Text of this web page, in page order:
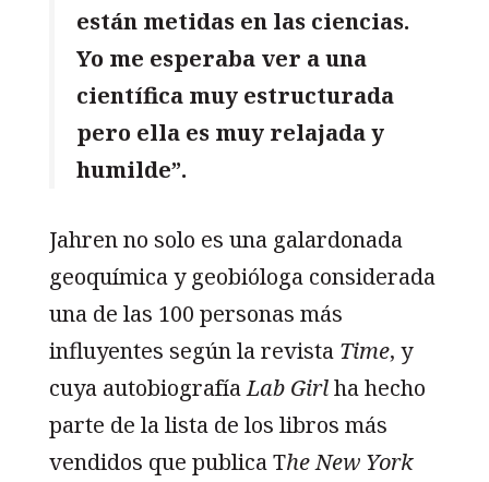
están metidas en las ciencias.
Yo me esperaba ver a una
científica muy estructurada
pero ella es muy relajada y
humilde”.
Jahren no solo es una galardonada
geoquímica y geobióloga considerada
una de las 100 personas más
influyentes según la revista Time, y
cuya autobiografíaLab Girlha hecho
parte de la lista de los libros más
vendidos que publica The New York